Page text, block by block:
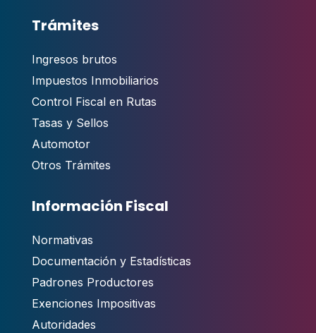
Trámites
Ingresos brutos
Impuestos Inmobiliarios
Control Fiscal en Rutas
Tasas y Sellos
Automotor
Otros Trámites
Información Fiscal
Normativas
Documentación y Estadísticas
Padrones Productores
Exenciones Impositivas
Autoridades